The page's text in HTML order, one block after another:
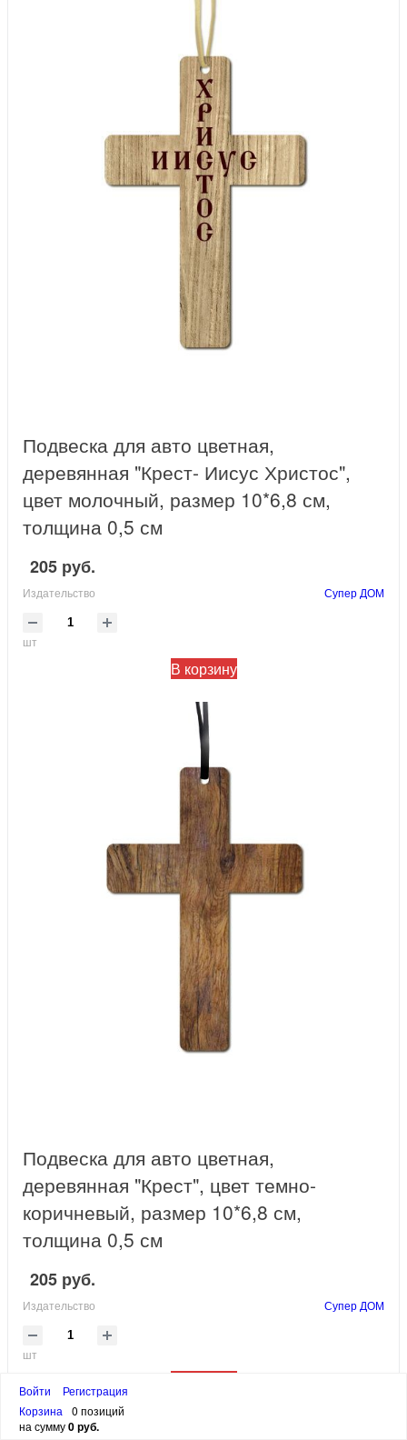
Подвеска для авто цветная,
деревянная "Крест- Иисус Христос",
цвет молочный, размер 10*6,8 см,
толщина 0,5 см
205 руб.
Издательство Супер ДОМ
шт
В корзину
Подвеска для авто цветная,
деревянная "Крест", цвет темно-
коричневый, размер 10*6,8 см,
толщина 0,5 см
205 руб.
Издательство Супер ДОМ
шт
Интернет-магазин
Войти
Регистрация
Корзина
0 позиций
на сумму0 руб.